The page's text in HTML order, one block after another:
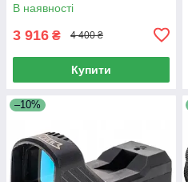
В наявності
3 916 ₴ 4 400 ₴
Купити
–10%